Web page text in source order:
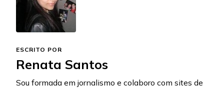
ESCRITO POR
Renata Santos
Sou formada em jornalismo e colaboro com sites de